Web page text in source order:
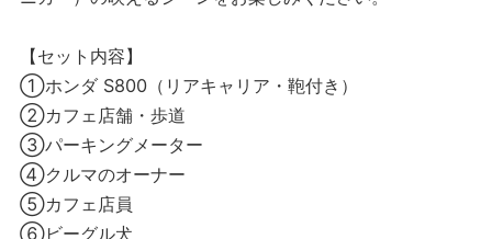
【セット内容】
①ホンダ S800（リアキャリア・鞄付き）
②カフェ店舗・歩道
③パーキングメーター
④クルマのオーナー
⑤カフェ店員
⑥ビーグル犬